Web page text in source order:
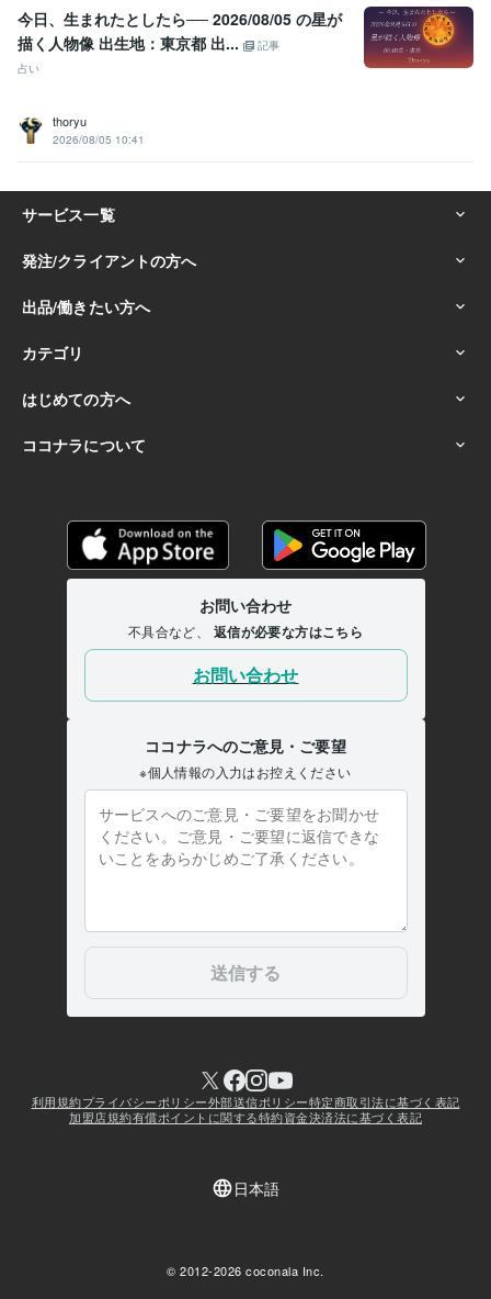
今日、生まれたとしたら── 2026/08/05 の星が
描く人物像 出生地：東京都 出...
記事
占い
thoryu
2026/08/05 10:41